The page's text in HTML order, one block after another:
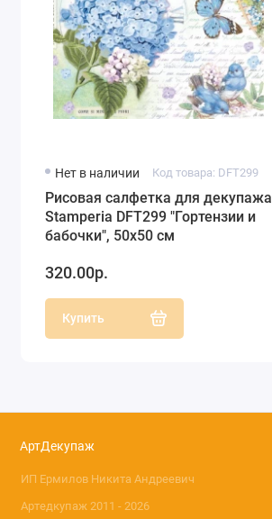
Нет в наличии Код товара: DFT299
Рисовая салфетка для декупажа
Stamperia DFT299 "Гортензии и
бабочки", 50х50 см
320.00р.
Купить
АртДекупаж
ИП Ермилов Никита Андреевич
Артедкупаж 2011 - 2026